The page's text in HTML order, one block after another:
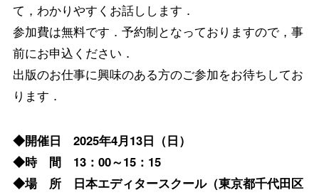
て，わかりやすくお話しします．
参加費は無料です．予約制となっておりますので，事
前にお申込ください．
出版のお仕事に興味のある方のご参加をお待ちしてお
ります．
◆開催日 2025年4月13日（日）
◆時 間 13：00～15：15
◆場 所 日本エディタースクール（東京都千代田区